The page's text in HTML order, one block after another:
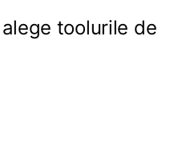
toolurile de